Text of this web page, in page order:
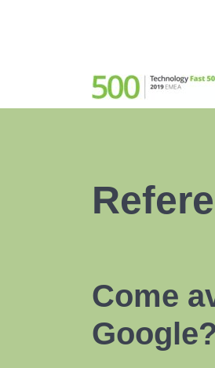
Come
Google?